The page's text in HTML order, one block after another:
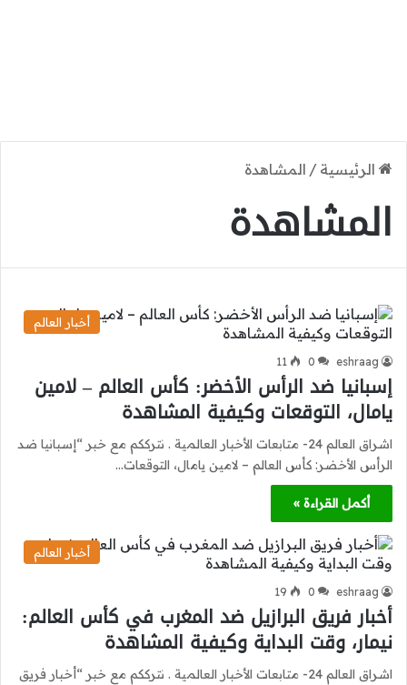
الرئيسية / المشاهدة
المشاهدة
أخبار العالم
eshraag
0
11
إسبانيا ضد الرأس الأخضر: كأس العالم – لامين
يامال، التوقعات وكيفية المشاهدة
اشراق العالم 24- متابعات الأخبار العالمية . نترككم مع خبر “إسبانيا ضد
الرأس الأخضر: كأس العالم – لامين يامال، التوقعات…
أكمل القراءة »
أخبار العالم
eshraag
0
19
أخبار فريق البرازيل ضد المغرب في كأس العالم:
نيمار، وقت البداية وكيفية المشاهدة
اشراق العالم 24- متابعات الأخبار العالمية . نترككم مع خبر “أخبار فريق